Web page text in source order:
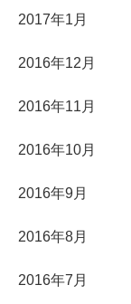
2017年1月
2016年12月
2016年11月
2016年10月
2016年9月
2016年8月
2016年7月